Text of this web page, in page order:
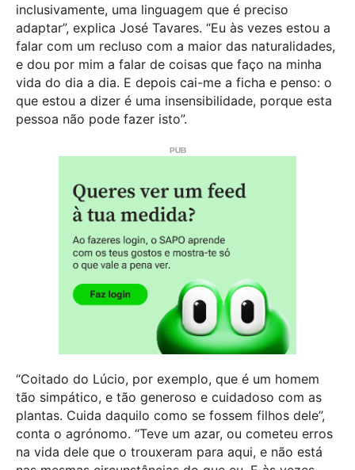
inclusivamente, uma linguagem que é preciso
adaptar”, explica José Tavares. “Eu às vezes estou a
falar com um recluso com a maior das naturalidades,
e dou por mim a falar de coisas que faço na minha
vida do dia a dia. E depois cai-me a ficha e penso: o
que estou a dizer é uma insensibilidade, porque esta
pessoa não pode fazer isto”.
“Coitado do Lúcio, por exemplo, que é um homem
tão simpático, e tão generoso e cuidadoso com as
plantas. Cuida daquilo como se fossem filhos dele”,
conta o agrónomo. “Teve um azar, ou cometeu erros
na vida dele que o trouxeram para aqui, e não está